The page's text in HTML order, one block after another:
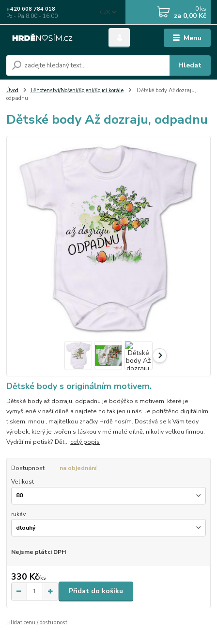
Menu
CZK
Hledat
+420 608 784 018
Po - Pá 8.00 - 16.00
0 ks
za 0,00 Kč
Úvod Těhotenství/Nošení/Kojení/Kojicí korále
Dětské body Až dozraju,
odpadnu
Dětské body Až dozraju, odpadnu
Dětské body s originálním motivem.
Dětské body až dozraju, odpadnu je bodýčko s motivem, které je
vymyšlené v naší dílně a najdete ho tak jen u nás. Je potištěno digitálním
tiskem, mnou , majitelkou značky Hrdě nosím. Dostává se k Vám tedy
výrobek, který je tvořen s láskou v mé malé dílně, nikoliv velkou firmou.
Vydrží mi potisk? Dět... celý popis
Dostupnost
na objednání
Velikost
rukáv
Nejsme plátci DPH
330 Kč/ks
Přidat do košíku
Hlídat cenu / dostupnost